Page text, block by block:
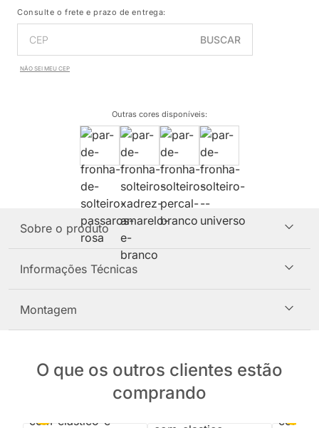
Consulte o frete e prazo de entrega:
BUSCAR
NÃO SEI MEU CEP
Outras cores disponíveis:
Sobre o produto
Informações Técnicas
Montagem
O que os outros clientes estão
comprando